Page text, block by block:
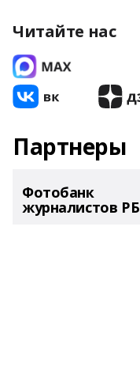
Читайте нас
Партнеры
Фотобанк
журналистов РБ